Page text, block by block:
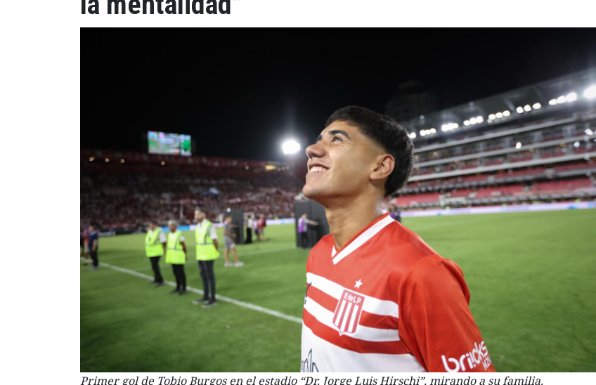
Primer gol de Tobio Burgos en el estadio “Dr. Jorge Luis Hirschi”, mirando a su familia.